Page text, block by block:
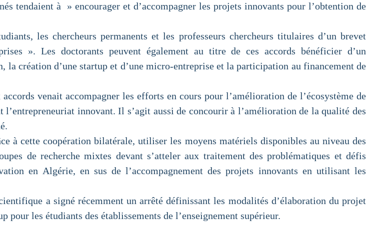
tendaient à » encourager et d’accompagner les projets innovants pour l’obtention de
les chercheurs permanents et les professeurs chercheurs titulaires d’un brevet
». Les doctorants peuvent également au titre de ces accords bénéficier d’un
la création d’une startup et d’une micro-entreprise et la participation au financement de
venait accompagner les efforts en cours pour l’amélioration de l’écosystème de
innovant. Il s’agit aussi de concourir à l’amélioration de la qualité des
à cette coopération bilatérale, utiliser les moyens matériels disponibles au niveau des
de recherche mixtes devant s’atteler aux traitement des problématiques et défis
en Algérie, en sus de l’accompagnement des projets innovants en utilisant les
a signé récemment un arrêté définissant les modalités d’élaboration du projet
les étudiants des établissements de l’enseignement supérieur.